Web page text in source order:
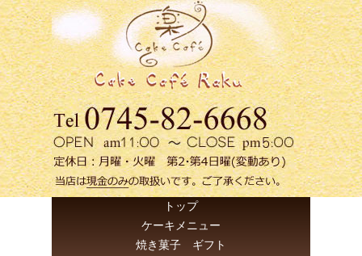
トップ
ケーキメニュー
焼き菓子 ギフト